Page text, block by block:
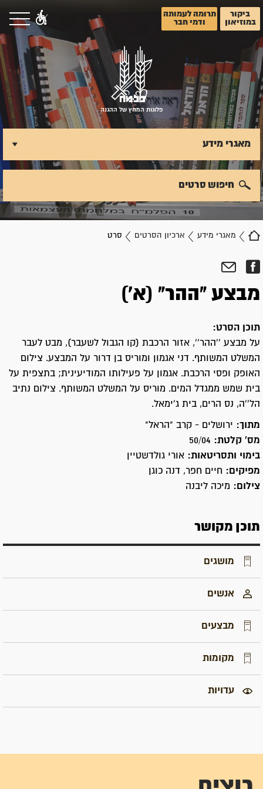
ביקור
במוזיאון
תרומה לעמותה
ודמי חבר
פלוגות המחץ של ההגנה
מאגרי מידע ארכיון הסרטים סרט
מאגרי מידע
חיפוש סרטים
מבצע "ההר" (א')
תוכן הסרט:
על מבצע ''ההר'', אזור הרכבת (קו הגבול לשעבר), מבט לעבר
המשלט המשותף. דני אגמון ומוריס בן דרור על המבצע. צילום
האופק ופסי הרכבת. אגמון על פעילותו המודיעינית; בתצפית על
בית שמש ממגדל המים. מוריס על המשלט המשותף. צילום נתיב
הל''ה, נס הרים, בית ג'ימאל.
מתוך: ירושלים - קרב "הראל"
מס' קלטת:
בימוי ותסריטאות: אורי גולדשטיין
מפיקים: חיים חפר, דנה כוגן
צילום: מיכה ליבנה
תוכן מקושר
מושגים
אנשים
מבצעים
מקומות
עדויות